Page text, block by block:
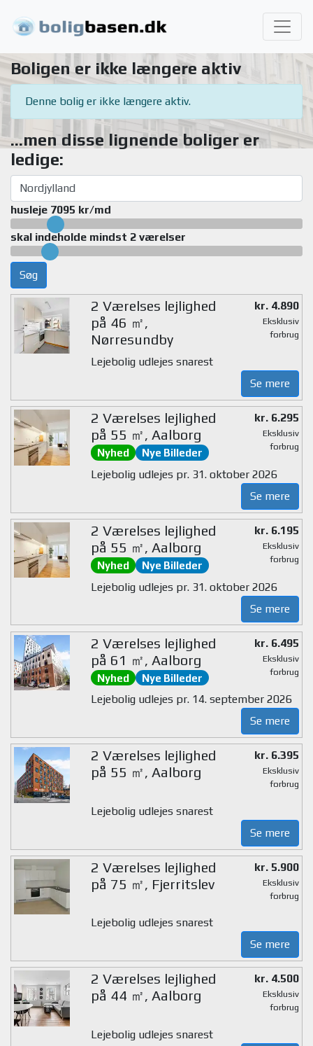
Boligen er ikke længere aktiv
Denne bolig er ikke længere aktiv.
...men disse lignende boliger er
ledige:
husleje 7095 kr/md
skal indeholde mindst 2 værelser
Søg
2 Værelses lejlighed
på 46 ㎡,
Nørresundby
kr. 4.890
Eksklusiv
forbrug
Lejebolig udlejes snarest
Se mere
2 Værelses lejlighed
på 55 ㎡, Aalborg
Nyhed Nye Billeder
kr. 6.295
Eksklusiv
forbrug
Lejebolig udlejes pr. 31. oktober 2026
Se mere
2 Værelses lejlighed
på 55 ㎡, Aalborg
Nyhed Nye Billeder
kr. 6.195
Eksklusiv
forbrug
Lejebolig udlejes pr. 31. oktober 2026
Se mere
2 Værelses lejlighed
på 61 ㎡, Aalborg
Nyhed Nye Billeder
kr. 6.495
Eksklusiv
forbrug
Lejebolig udlejes pr. 14. september 2026
Se mere
2 Værelses lejlighed
på 55 ㎡, Aalborg
kr. 6.395
Eksklusiv
forbrug
Lejebolig udlejes snarest
Se mere
2 Værelses lejlighed
på 75 ㎡, Fjerritslev
kr. 5.900
Eksklusiv
forbrug
Lejebolig udlejes snarest
Se mere
2 Værelses lejlighed
på 44 ㎡, Aalborg
kr. 4.500
Eksklusiv
forbrug
Lejebolig udlejes snarest